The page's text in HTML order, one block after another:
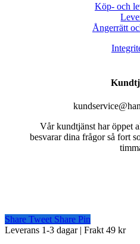
Köp- och
Ångerrätt
Vår kundtjänst har öppet
besvarar dina frågor så fort
Share Tweet Share Pin
Close
Leverans 1-3 dagar | Frakt 49 kr